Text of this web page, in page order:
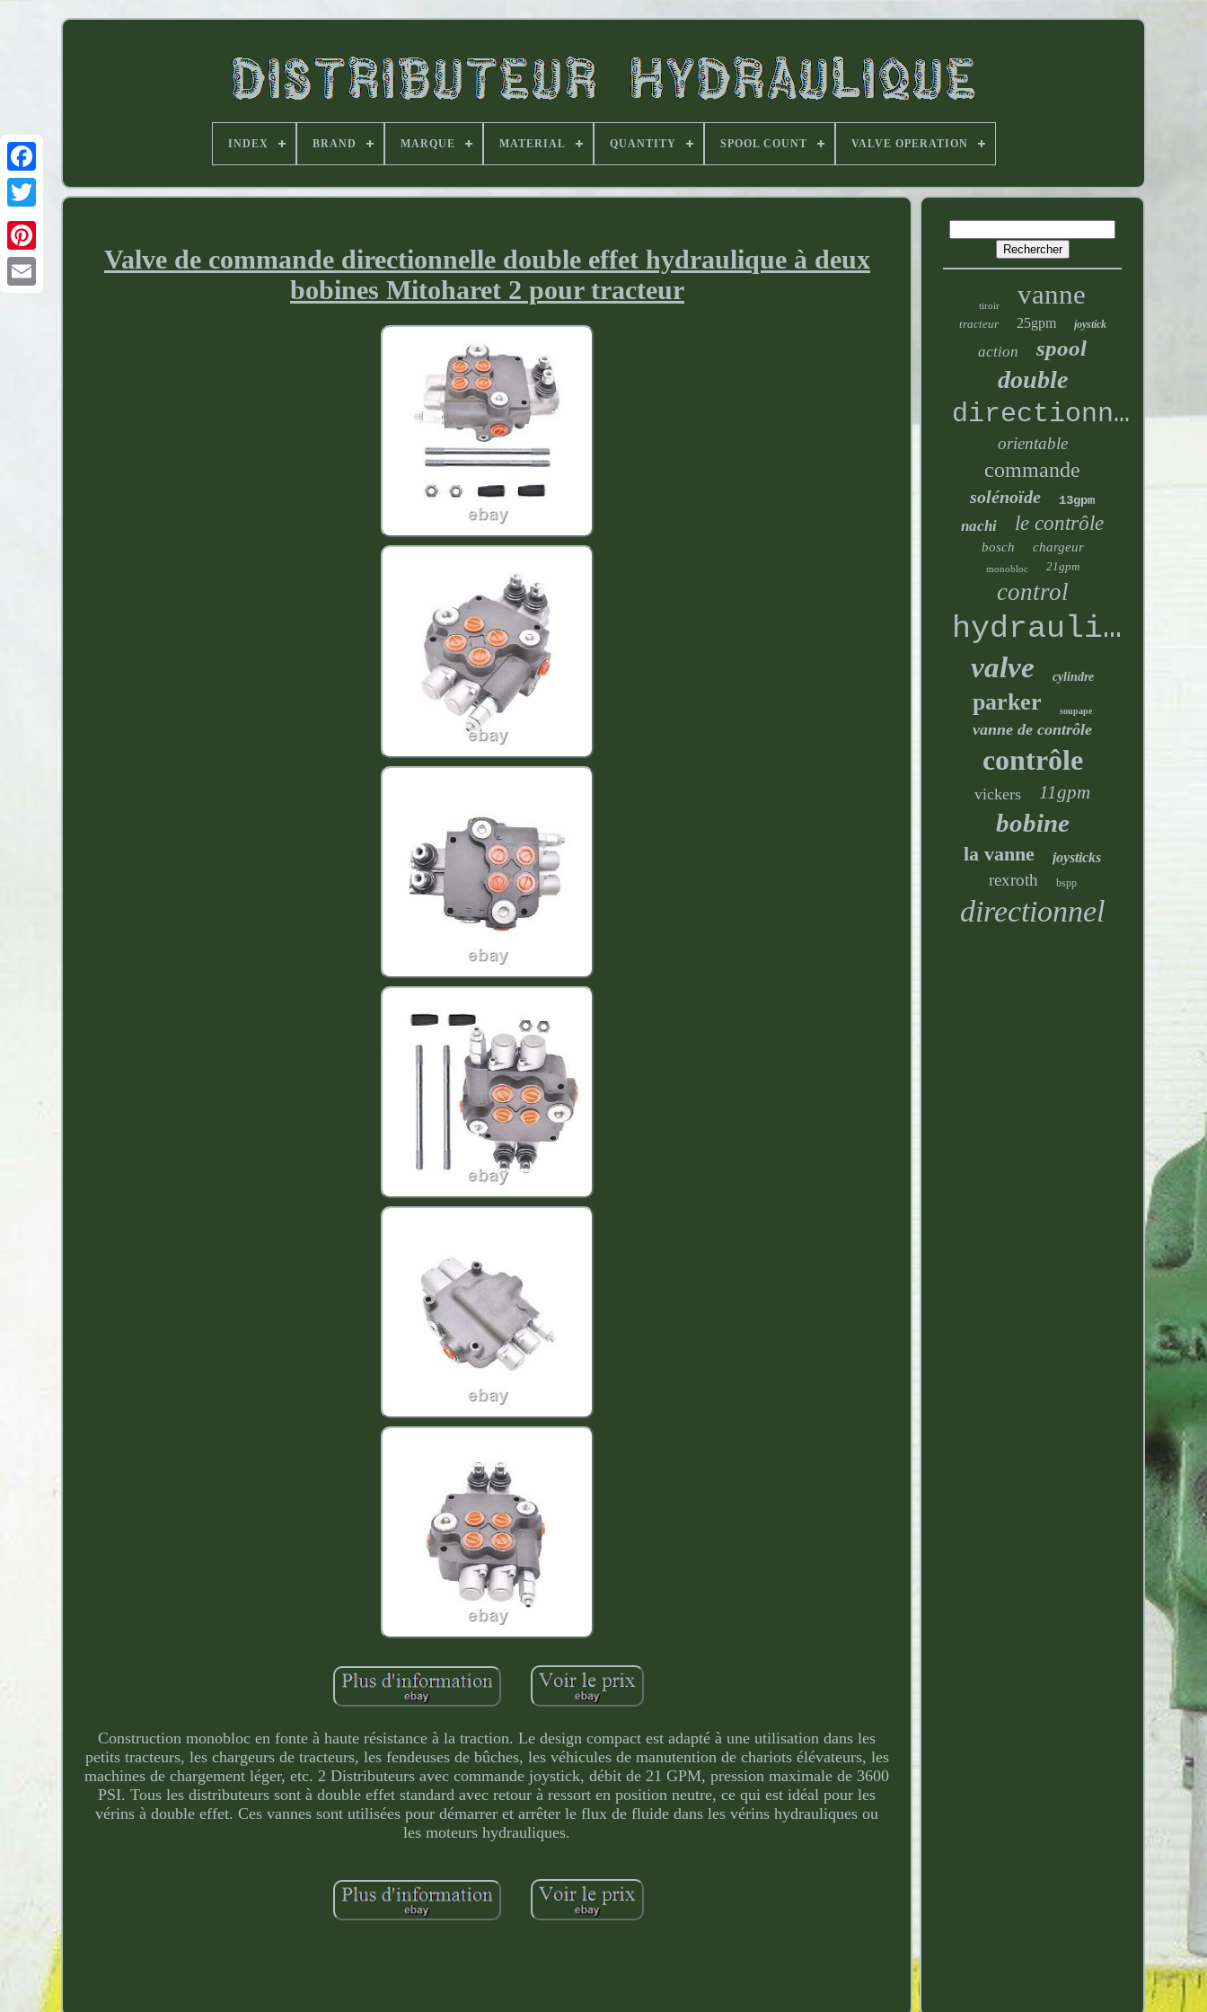
INDEX BRAND MARQUE MATERIAL QUANTITY SPOOL COUNT VALVE OPERATION
Valve de commande directionnelle double effet hydraulique à deux
bobines Mitoharet 2 pour tracteur
Construction monobloc en fonte à haute résistance à la traction. Le design compact est adapté à une utilisation dans les
petits tracteurs, les chargeurs de tracteurs, les fendeuses de bûches, les véhicules de manutention de chariots élévateurs, les
machines de chargement léger, etc. 2 Distributeurs avec commande joystick, débit de 21 GPM, pression maximale de 3600
PSI. Tous les distributeurs sont à double effet standard avec retour à ressort en position neutre, ce qui est idéal pour les
vérins à double effet. Ces vannes sont utilisées pour démarrer et arrêter le flux de fluide dans les vérins hydrauliques ou
les moteurs hydrauliques.
tiroir vanne
tracteur 25gpm joystick
action spool
double
directionnelle
orientable
commande
solénoïde 13gpm
nachi le contrôle
bosch chargeur
monobloc 21gpm
control
hydraulique
valve cylindre
parker soupape
vanne de contrôle
contrôle
vickers 11gpm
bobine
la vanne joysticks
rexroth bspp
directionnel